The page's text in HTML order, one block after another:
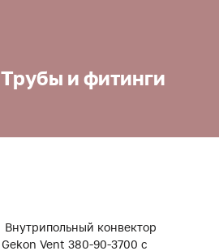
Трубы и фитинги